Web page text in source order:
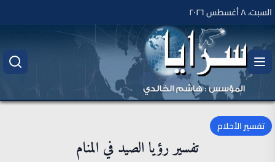
السبت، ٨ أغسطس ٢٠٢٦
تفسير الأحلام
تفسير رؤيا الصيد في المنام